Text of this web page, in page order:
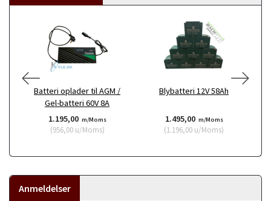
Batteri oplader til AGM /
Gel-batteri 60V 8A
1.195,00 m/Moms
(956,00u/Moms)
Blybatteri 12V 58Ah
1.495,00 m/Moms
(1.196,00 u/Moms)
Anmeldelser